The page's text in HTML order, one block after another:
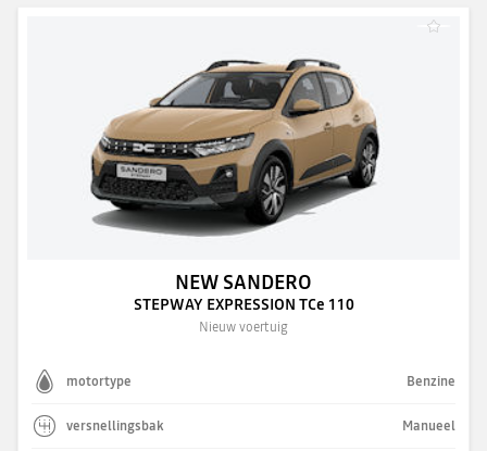
NEW SANDERO
STEPWAY EXPRESSION TCe 110
Nieuw voertuig
motortype Benzine
versnellingsbak Manueel